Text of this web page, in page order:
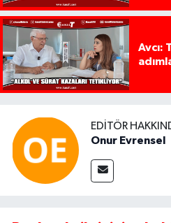
Avcı:
EDITÖR
Onur Evrensel